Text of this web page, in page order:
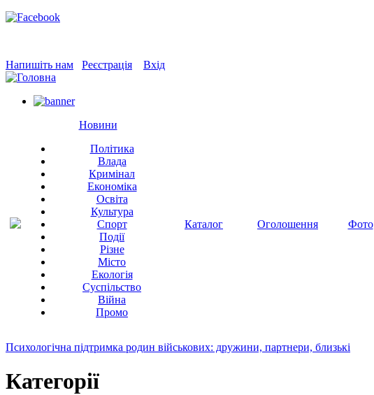
Напишіть нам Реєстрація Вхід
Новини
Політика
Влада
Кримінал
Економіка
Освіта
Культура
Спорт
Події
Різне
Місто
Екологія
Суспільство
Війна
Промо
Каталог Оголошення Фото
Психологічна підтримка родин військових: дружини, партнери, близькі
Категорії